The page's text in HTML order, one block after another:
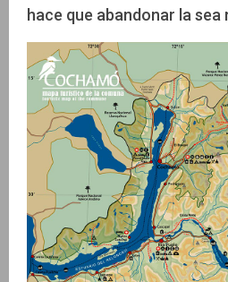
hace que abandonar la sea